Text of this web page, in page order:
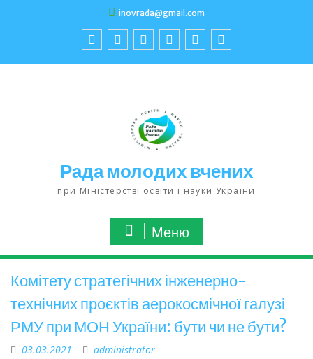
inovrada@gmail.com
Рада молодих вчених
при Міністерстві освіти і науки України
Меню
Комітету стратегічних інженерно-
технічних проєктів аерокосмічної галузі
РМУ при МОН України: бути чи не бути?
03.03.2021 administrator